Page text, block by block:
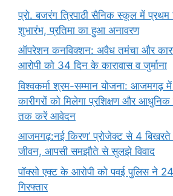
प्रो. बजरंग त्रिपाठी सैनिक स्कूल में
शुभारंभ, प्रतिमा का हुआ अनावरण
ऑपरेशन कनविक्शन: अवैध तमंचा और
आरोपी को 34 दिन के कारावास व जुर्माना
विश्वकर्मा श्रम-सम्मान योजना: आजमगढ़
कारीगरों को मिलेगा प्रशिक्षण और
तक करें आवेदन
आजमगढ़:नई किरण’ प्रोजेक्ट से 4 बिखरते
जीवन, आपसी समझौते से सुलझे विवाद
पॉक्सो एक्ट के आरोपी को पवई पुलिस ने
गिरफ्तार